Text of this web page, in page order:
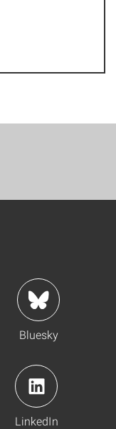
Bluesky
LinkedIn